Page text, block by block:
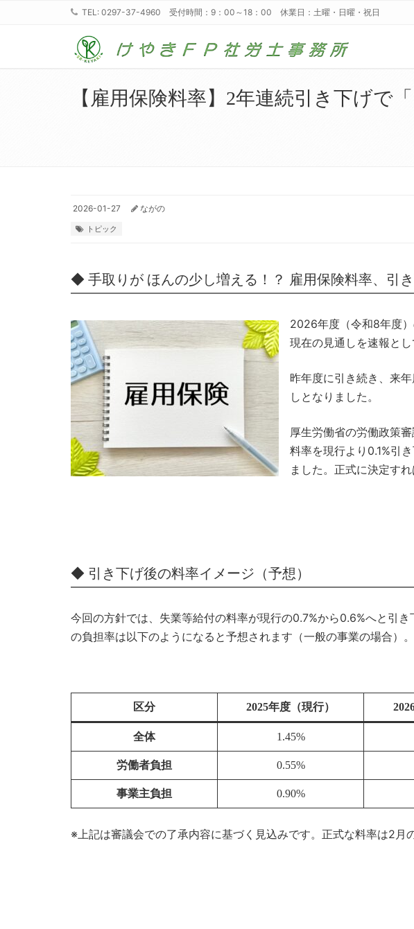
TEL: 0297-37-4960 受付時間：9：00～18：00 休業日：土曜・日曜・祝日
【雇用保険料率】2年連続引き下げで
2026-01-27 ながの
トピック
◆ 手取りが ほんの少し増える！？ 雇用保険料率、引
2026年度（令和8年度
現在の見通しを速報とし
昨年度に引き続き、来
しとなりました。
厚生労働省の労働政策
料率を現行より0.1%引
ました。正式に決定す
◆ 引き下げ後の料率イメージ（予想）
今回の方針では、失業等給付の料率が現行の0.7%から0.6%へと引
の負担率は以下のようになると予想されます（一般の事業の場合）。
区分 2025年度（現行）
全体 1.45%
労働者負担 0.55%
事業主負担 0.90%
※上記は審議会での了承内容に基づく見込みです。正式な料率は2月